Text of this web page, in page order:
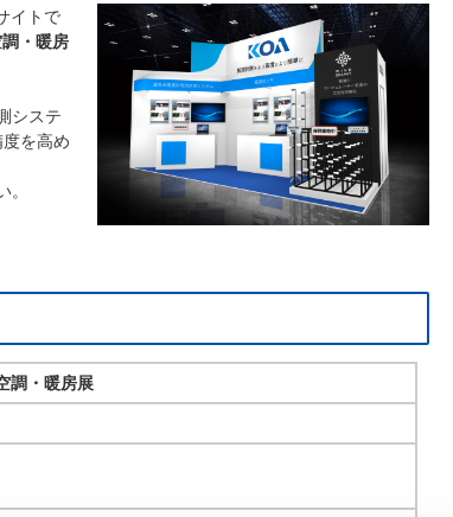
イトで
・暖房
システ
を高め
調・暖房展